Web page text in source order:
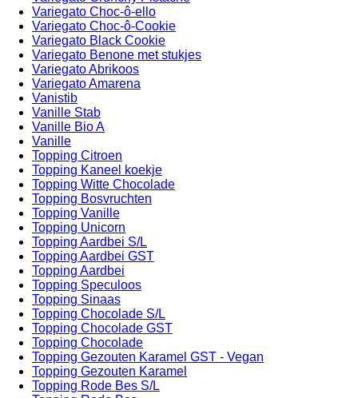
Variegato Choc-ô-ello
Variegato Choc-ô-Cookie
Variegato Black Cookie
Variegato Benone met stukjes
Variegato Abrikoos
Variegato Amarena
Vanistib
Vanille Stab
Vanille Bio A
Vanille
Topping Citroen
Topping Kaneel koekje
Topping Witte Chocolade
Topping Bosvruchten
Topping Vanille
Topping Unicorn
Topping Aardbei S/L
Topping Aardbei GST
Topping Aardbei
Topping Speculoos
Topping Sinaas
Topping Chocolade S/L
Topping Chocolade GST
Topping Chocolade
Topping Gezouten Karamel GST - Vegan
Topping Gezouten Karamel
Topping Rode Bes S/L